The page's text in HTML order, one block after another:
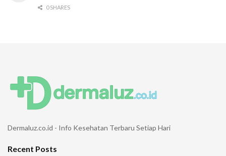
0 SHARES
Dermaluz.co.id - Info Kesehatan Terbaru Setiap Hari
Recent Posts